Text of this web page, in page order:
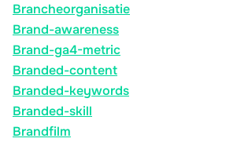
Brancheorganisatie
Brand-awareness
Brand-ga4-metric
Branded-content
Branded-keywords
Branded-skill
Brandfilm